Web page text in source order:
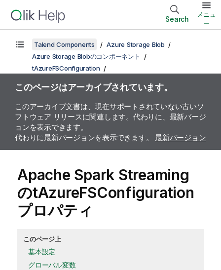
Search
メニュ
ー
Talend Components
Azure Storage Blob
Azure Storage Blobのコンポーネント
tAzureFSConfiguration
このページはアーカイブされています。
このアーカイブ文書は、現在サポートされていない古いソ
フトウェア リリースに関連します。代わりに、最新バージ
ョンを表示できます。
代わりに最新バージョンを表示できます。 最新バージョン
Apache Spark Streaming
のtAzureFSConfiguration
プロパティ
このページ上
基本設定
グローバル変数